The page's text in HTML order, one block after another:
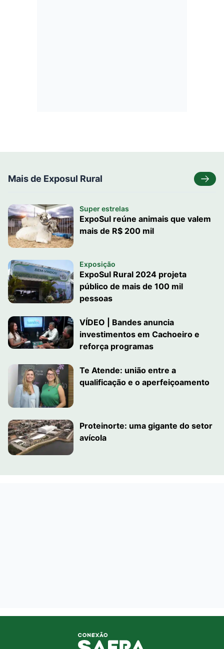
Mais de Exposul Rural
Super estrelas
ExpoSul reúne animais que valem
mais de R$ 200 mil
Exposição
ExpoSul Rural 2024 projeta
público de mais de 100 mil
pessoas
VÍDEO | Bandes anuncia
investimentos em Cachoeiro e
reforça programas
Te Atende: união entre a
qualificação e o aperfeiçoamento
Proteinorte: uma gigante do setor
avícola